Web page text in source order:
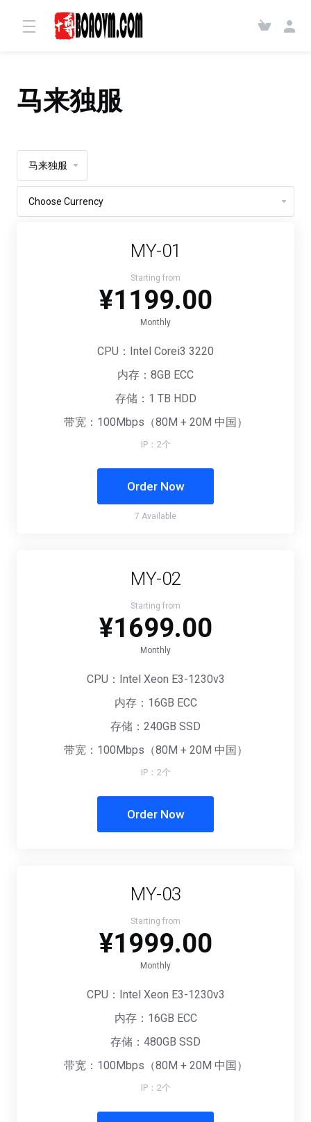
马来独服
马来独服
MY-01
Starting from
¥1199.00
Monthly
CPU：Intel Corei3 3220
内存：8GB ECC
存储：1 TB HDD
带宽：100Mbps（80M + 20M 中国）
IP：2个
Order Now
7 Available
MY-02
Starting from
¥1699.00
Monthly
CPU：Intel Xeon E3-1230v3
内存：16GB ECC
存储：240GB SSD
带宽：100Mbps（80M + 20M 中国）
IP：2个
Order Now
MY-03
Starting from
¥1999.00
Monthly
CPU：Intel Xeon E3-1230v3
内存：16GB ECC
存储：480GB SSD
带宽：100Mbps（80M + 20M 中国）
IP：2个